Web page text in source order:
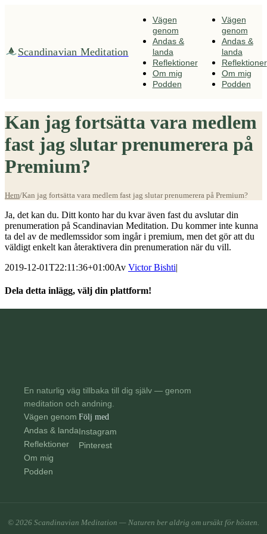
Scandinavian Meditation
Vägen
genom
Andas &
landa
Reflektioner
Om mig
Podden
Vägen
genom
Andas &
landa
Reflektioner
Om mig
Podden
Kan jag fortsätta vara medlem
fast jag slutar prenumerera på
Premium?
Hem/Kan jag fortsätta vara medlem fast jag slutar prenumerera på Premium?
Ja, det kan du. Ditt konto har du kvar även fast du avslutar din
prenumeration på Scandinavian Meditation. Du kommer inte kunna
ta del av de medlemssidor som ingår i premium, men det gör att du
väldigt enkelt kan återaktivera din prenumeration när du vill.
2019-12-01T22:11:36+01:00Av Victor Bishti|
Dela detta inlägg, välj din plattform!
En naturlig väg tillbaka till dig själv — genom
meditation och andning.
Vägen genom
Andas & landa
Reflektioner
Om mig
Podden
Följ med
Instagram
Pinterest
© 2026 Scandinavian Meditation — Naturen ber aldrig om ursäkt för hösten.